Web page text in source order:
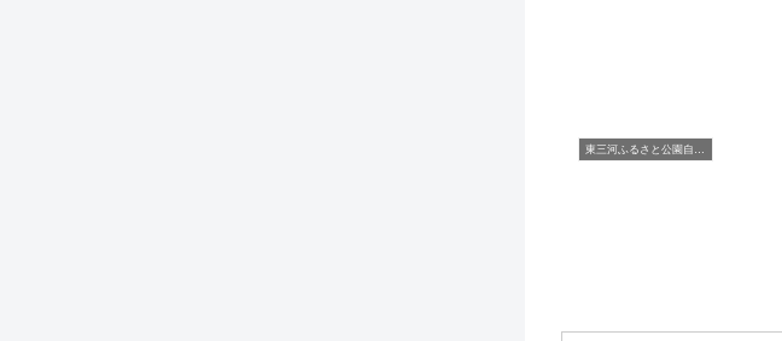
東三河ふるさと公園自然観察会